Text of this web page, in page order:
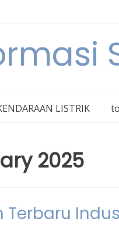
LISTRIK
2025
Terbaru